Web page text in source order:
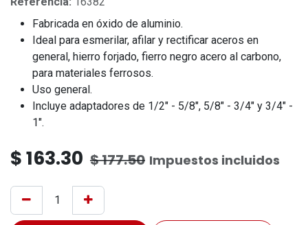
Fabricada en óxido de aluminio.
Ideal para esmerilar, afilar y rectificar aceros en
general, hierro forjado, fierro negro acero al carbono,
para materiales ferrosos.
Uso general.
Incluye adaptadores de 1/2" - 5/8", 5/8" - 3/4" y 3/4" -
1".
$163.30 $177.50 Impuestos incluidos